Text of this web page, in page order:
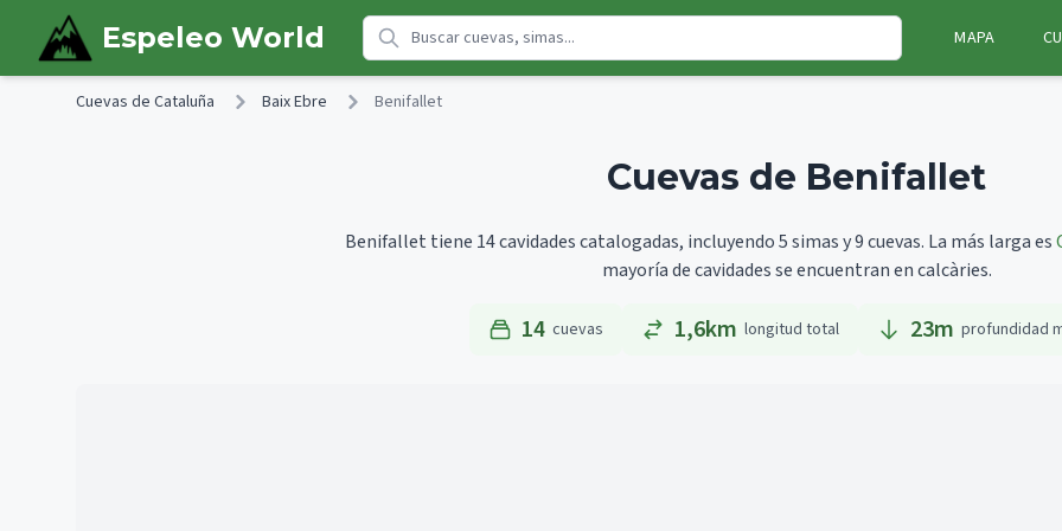
Skip to main content
Espeleo World MAPA
Cuevas de Cataluña Baix Ebre Benifallet
Cuevas de Benifallet
Benifallet tiene 14 cavidades catalogadas, incluyendo 5 simas y 9 cuevas. La más larga es
mayoría de cavidades se encuentran en calcàries.
14 cuevas 1,6km longitud total 23m profundidad